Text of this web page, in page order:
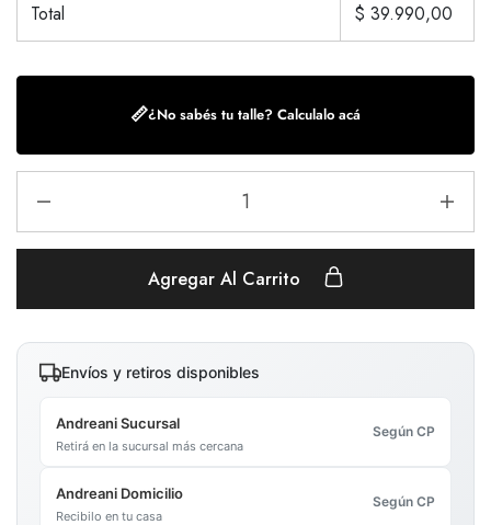
Total $ 39.990,00
📏¿No sabés tu talle? Calculalo acá
Agregar Al Carrito
Envíos y retiros disponibles
Andreani Sucursal
Retirá en la sucursal más cercana
Según CP
Andreani Domicilio
Recibilo en tu casa
Según CP